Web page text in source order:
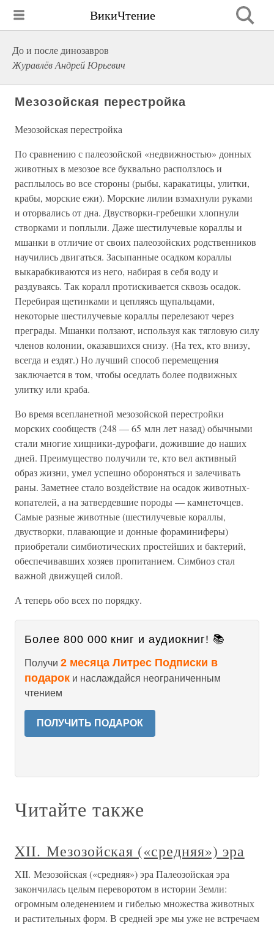
ВикиЧтение
До и после динозавров
Журавлёв Андрей Юрьевич
Мезозойская перестройка
Мезозойская перестройка
По сравнению с палеозойской «недвижностью» донных
животных в мезозое все буквально расползлось и
расплылось во все стороны (рыбы, каракатицы, улитки,
крабы, морские ежи). Морские лилии взмахнули руками
и оторвались от дна. Двустворки-гребешки хлопнули
створками и поплыли. Даже шестилучевые кораллы и
мшанки в отличие от своих палеозойских родственников
научились двигаться. Засыпанные осадком кораллы
выкарабкиваются из него, набирая в себя воду и
раздуваясь. Так коралл протискивается сквозь осадок.
Перебирая щетинками и цепляясь щупальцами,
некоторые шестилучевые кораллы перелезают через
преграды. Мшанки ползают, используя как тягловую силу
членов колонии, оказавшихся снизу. (На тех, кто внизу,
всегда и ездят.) Но лучший способ перемещения
заключается в том, чтобы оседлать более подвижных
улитку или краба.
Во время всепланетной мезозойской перестройки
морских сообществ (248 — 65 млн лет назад) обычными
стали многие хищники-дурофаги, дожившие до наших
дней. Преимущество получили те, кто вел активный
образ жизни, умел успешно обороняться и залечивать
раны. Заметнее стало воздействие на осадок животных-
копателей, а на затвердевшие породы — камнеточцев.
Самые разные животные (шестилучевые кораллы,
двустворки, плавающие и донные фораминиферы)
приобретали симбиотических простейших и бактерий,
обеспечивавших хозяев пропитанием. Симбиоз стал
важной движущей силой.
А теперь обо всех по порядку.
Более 800 000 книг и аудиокниг! 📚
Получи 2 месяца Литрес Подписки в
подарок и наслаждайся неограниченным
чтением
ПОЛУЧИТЬ ПОДАРОК
Читайте также
XII. Мезозойская («средняя») эра
XII. Мезозойская («средняя») эра Палеозойская эра
закончилась целым переворотом в истории Земли:
огромным оледенением и гибелью множества животных
и растительных форм. В средней эре мы уже не встречаем